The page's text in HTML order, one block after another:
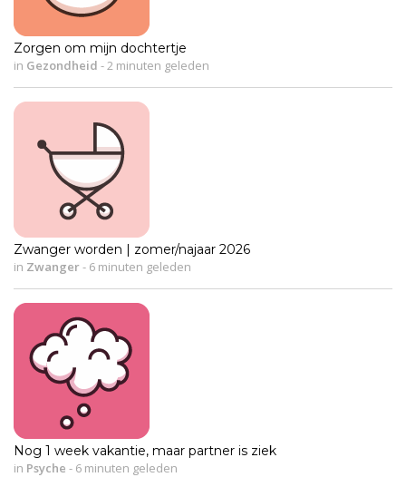
Zorgen om mijn dochtertje
in Gezondheid - 2 minuten geleden
Zwanger worden | zomer/najaar 2026
in Zwanger- 6 minuten geleden
Nog 1 week vakantie, maar partner is ziek
in Psyche - 6 minuten geleden